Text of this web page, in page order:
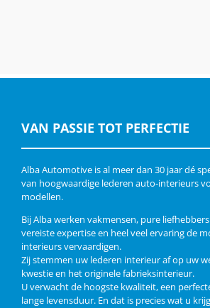
VAN PASSIE TOT PERFECTIE
Alba Automotive is al meer dan 30 jaar dé
van hoogwaardige lederen auto-interieurs
modellen.
Bij Alba werken vakmensen, pure
vereiste expertise en heel veel ervaring de
interieurs vervaardigen.
Zij stemmen uw lederen interieur af op uw
kwestie en het originele fabrieksinterieur.
U verwacht de hoogste kwaliteit, een
lange levensduur. En dat is precies wat u